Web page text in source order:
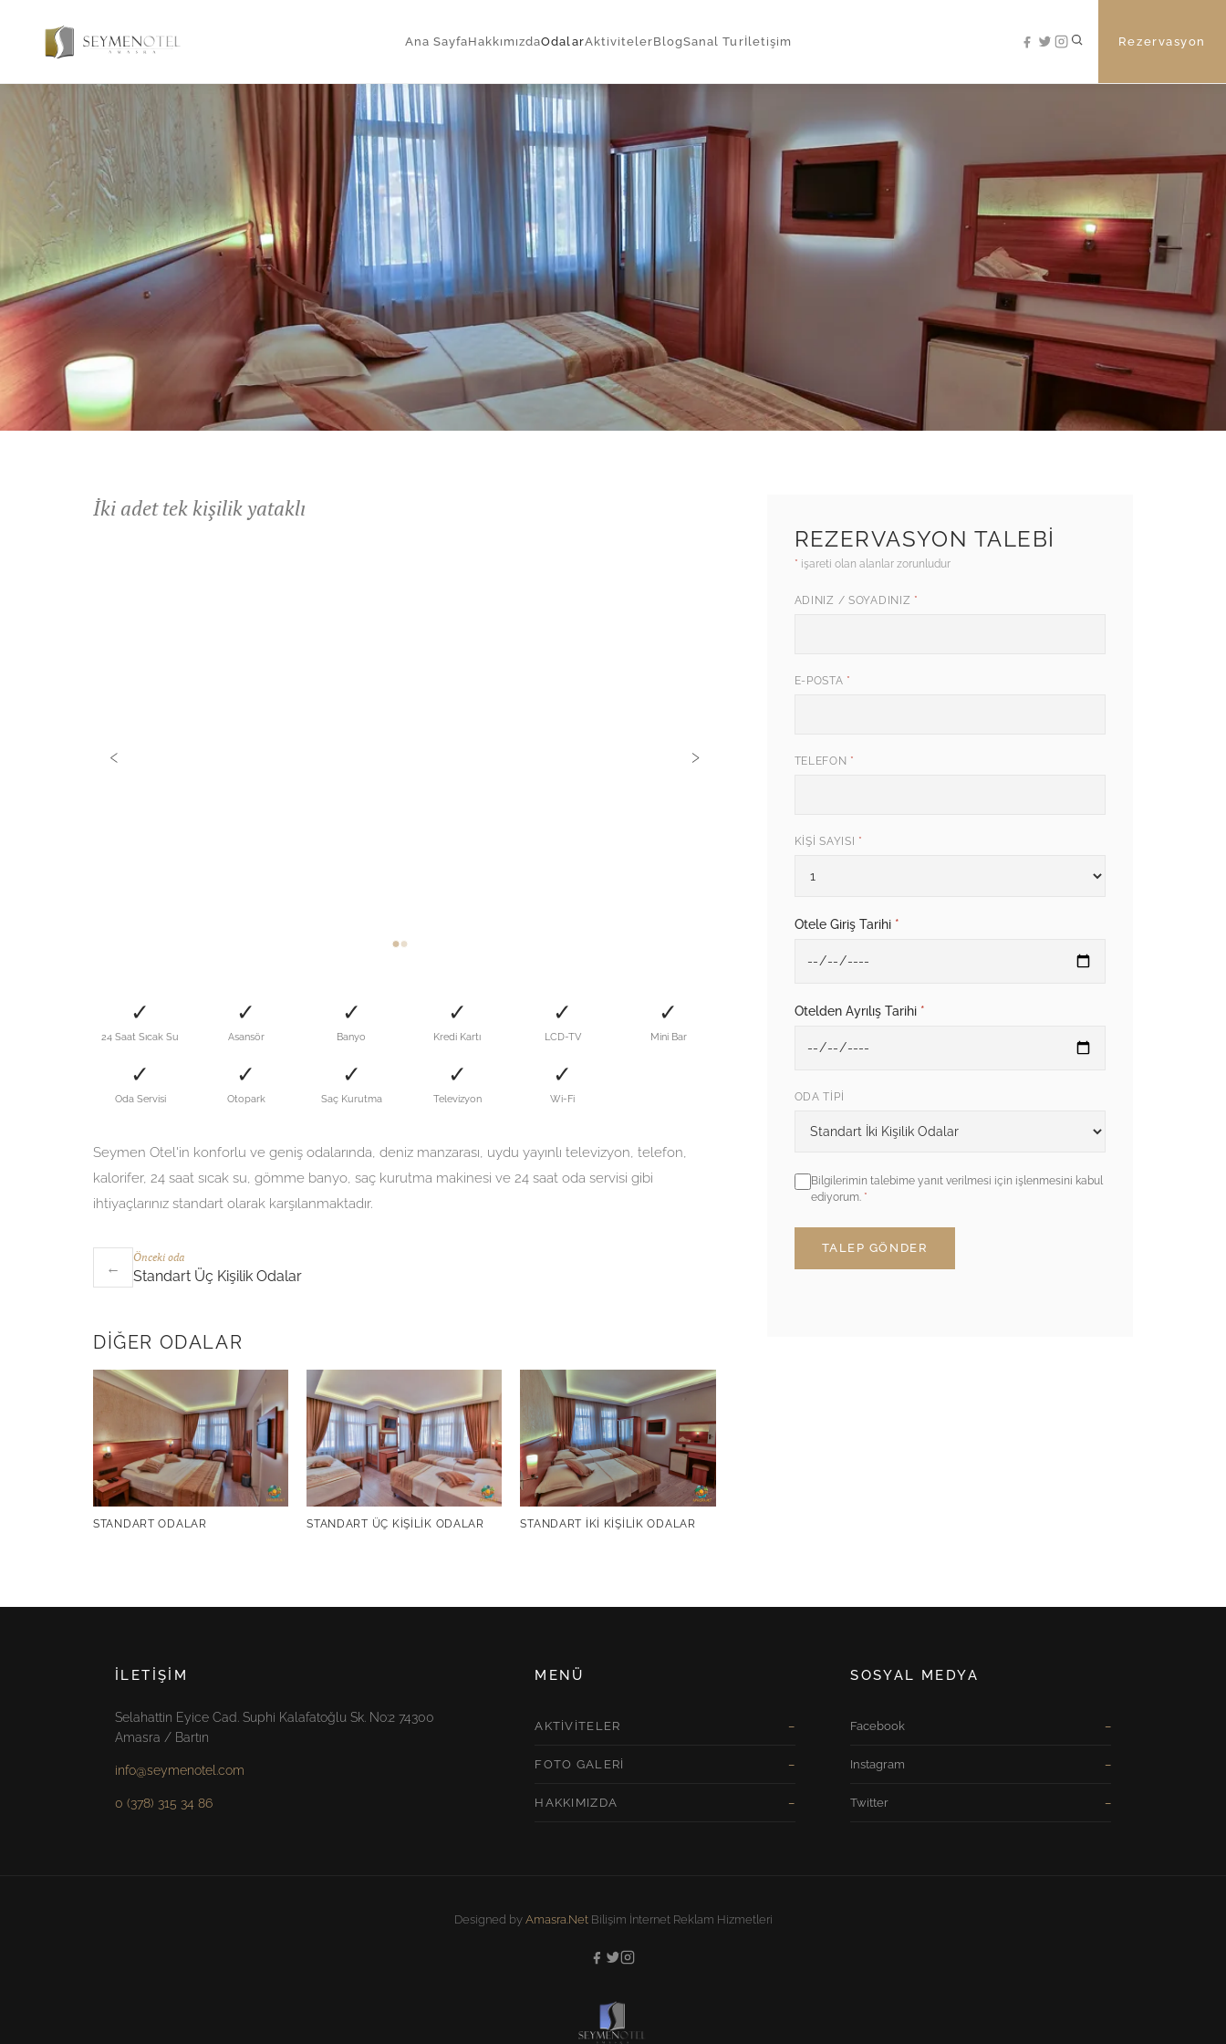
Ana SayfaHakkımızdaOdalarAktivitelerBlogSanal Turİletişim Rezervasyon
İki adet tek kişilik yataklı
‹ ›
✓
24 Saat Sıcak Su
✓
Asansör
✓
Banyo
✓
Kredi Kartı
✓
LCD-TV
✓
Mini Bar
✓
Oda Servisi
✓
Otopark
✓
Saç Kurutma
✓
Televizyon
✓
Wi-Fi
Seymen Otel'in konforlu ve geniş odalarında, deniz manzarası, uydu yayınlı televizyon, telefon,
kalorifer, 24 saat sıcak su, gömme banyo, saç kurutma makinesi ve 24 saat oda servisi gibi
ihtiyaçlarınız standart olarak karşılanmaktadır.
←
Önceki oda
Standart Üç Kişilik Odalar
DIĞER ODALAR
STANDART ODALAR STANDART ÜÇ KIŞILIK ODALAR STANDART İKI KIŞILIK ODALAR
REZERVASYON TALEBI
* işareti olan alanlar zorunludur
ADINIZ / SOYADINIZ *
E-POSTA *
TELEFON *
KIŞI SAYISI *
Otele Giriş Tarihi *
Otelden Ayrılış Tarihi *
ODA TIPI
Şirket
Bilgilerimin talebime yanıt verilmesi için işlenmesini kabul
ediyorum. *
TALEP GÖNDER
İLETIŞIM
Selahattin Eyice Cad. Suphi Kalafatoğlu Sk. No:2 74300
Amasra / Bartın
info@seymenotel.com
0 (378) 315 34 86
MENÜ
AKTIVITELER
FOTO GALERI
HAKKIMIZDA
SOSYAL MEDYA
Facebook
Instagram
Twitter
Designed by Amasra.NetBilişim İnternet Reklam Hizmetleri